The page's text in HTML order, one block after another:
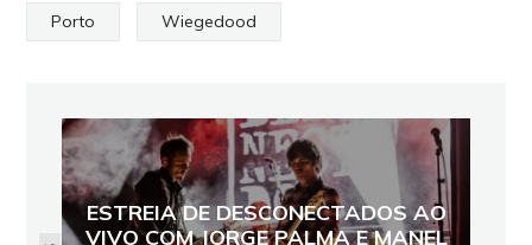
Porto Wiegedood
ESTREIA DE DESCONECTADOS AO
VIVO COM JORGE PALMA E MANEL